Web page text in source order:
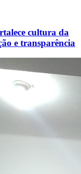
cultura da
e transparência